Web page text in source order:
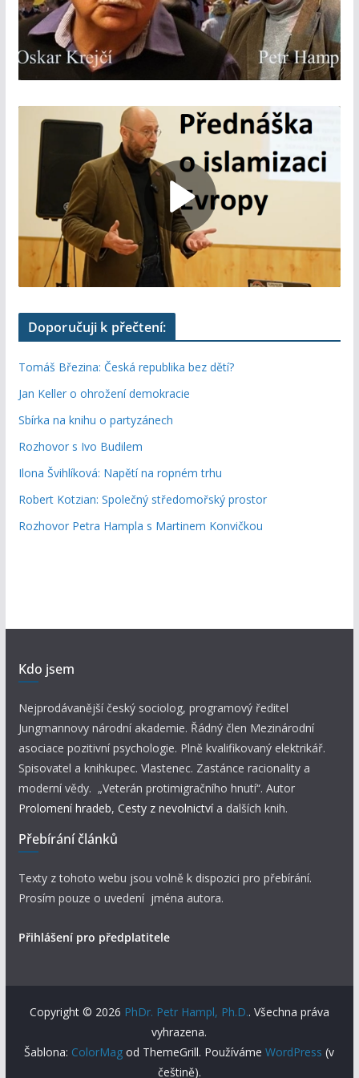
Doporučuji k přečtení:
Tomáš Březina: Česká republika bez dětí?
Jan Keller o ohrožení demokracie
Sbírka na knihu o partyzánech
Rozhovor s Ivo Budilem
Ilona Švihlíková: Napětí na ropném trhu
Robert Kotzian: Společný středomořský prostor
Rozhovor Petra Hampla s Martinem Konvičkou
Kdo jsem
Nejprodávanější český sociolog, programový ředitel
Jungmannovy národní akademie. Řádný člen Mezinárodní
asociace pozitivní psychologie. Plně kvalifikovaný elektrikář.
Spisovatel a knihkupec. Vlastenec. Zastánce racionality a
moderní vědy. „Veterán protimigračního hnutí“. Autor
Prolomení hradeb, Cesty z nevolnictví a dalších knih.
Přebírání článků
Texty z tohoto webu jsou volně k dispozici pro přebírání.
Prosím pouze o uvedení jména autora.
Přihlášení pro předplatitele
Copyright © 2026 PhDr. Petr Hampl, Ph.D.. Všechna práva
vyhrazena.
Šablona: ColorMag od ThemeGrill. PoužívámeWordPress (v
češtině).